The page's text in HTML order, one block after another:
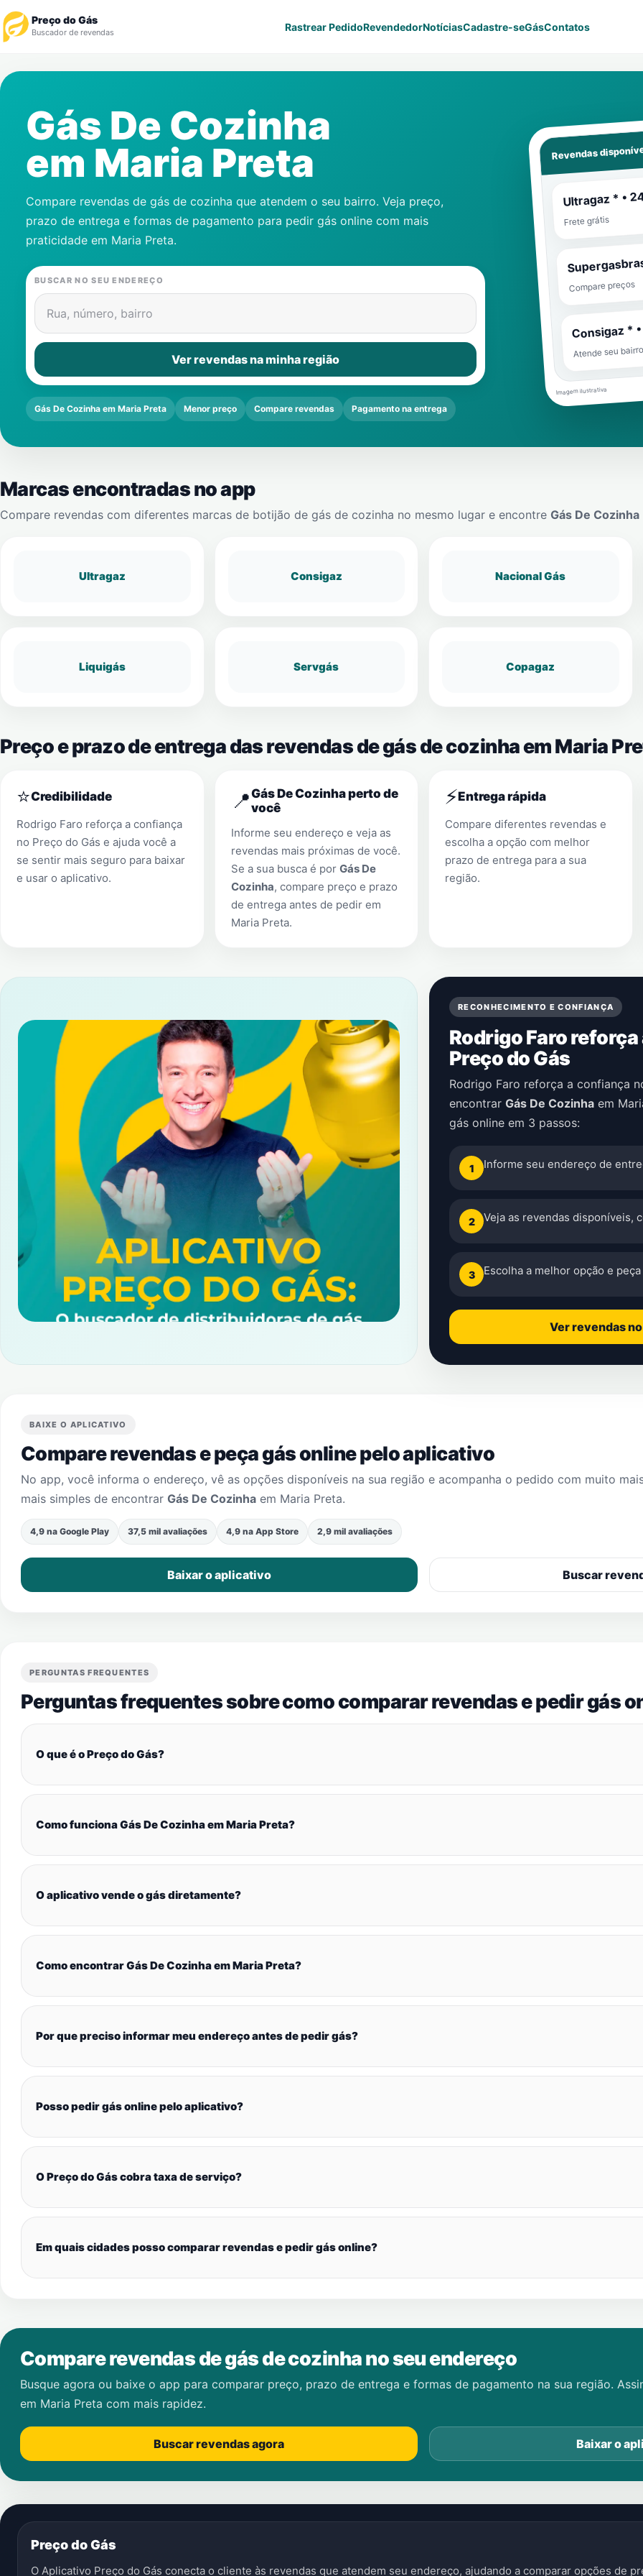
Preço do Gás
Buscador de revendas Rastrear PedidoRevendedorNotíciasCadastre-seGásContatos
Revendedor
Notícias
Gás
Contatos
Gás De Cozinha
em Maria Preta
Compare revendas de gás de cozinha que atendem o seu bairro. Veja preço,
prazo de entrega e formas de pagamento para pedir gás online com mais
praticidade em Maria Preta.
BUSCAR NO SEU ENDEREÇO
Rua, número, bairro
Ver revendas na minha região
Gás De Cozinha em Maria Preta Menor preço Compare revendas Pagamento na entrega
Revendas
Ultragaz * •
Frete grátis
Compare preços
Consigaz *
Atende seu
Imagem ilustrativa
Marcas encontradas no app
Compare revendas com diferentes marcas de botijão de gás de cozinha no mesmo lugar e encontre Gás De Cozinha
Ultragaz Consigaz Nacional Gás
Liquigás Servgás Copagaz
Preço e prazo de entrega das revendas de gás de cozinha em Maria
⭐Credibilidade
Rodrigo Faro reforça a confiança
no Preço do Gás e ajuda você a
se sentir mais seguro para baixar
e usar o aplicativo.
📍Gás De Cozinha perto de
você
Informe seu endereço e veja as
revendas mais próximas de você.
Se a sua busca é por Gás De
Cozinha, compare preço e prazo
de entrega antes de pedir em
Maria Preta.
⚡Entrega rápida
Compare diferentes revendas e
escolha a opção com melhor
prazo de entrega para a sua
região.
RECONHECIMENTO E CONFIANÇA
Rodrigo Faro
Preço do Gás
Rodrigo Faro reforça a confiança
encontrar Gás De Cozinha em
gás online em 3 passos:
1 Informe seu endereço de
2 Veja as revendas disponíveis,
3 Escolha a melhor opção e
Ver revendas
BAIXE O APLICATIVO
Compare revendas e peça gás online pelo aplicativo
No app, você informa o endereço, vê as opções disponíveis na sua região e acompanha o pedido com muito
mais simples de encontrar Gás De Cozinha em Maria Preta.
4,9 na Google Play 37,5 mil avaliações 4,9 na App Store 2,9 mil avaliações
Baixar o aplicativo Buscar
PERGUNTAS FREQUENTES
Perguntas frequentes sobre como comparar revendas e pedir gás
O que é o Preço do Gás?
Como funciona Gás De Cozinha em Maria Preta?
O aplicativo vende o gás diretamente?
Como encontrar Gás De Cozinha em Maria Preta?
Por que preciso informar meu endereço antes de pedir gás?
Posso pedir gás online pelo aplicativo?
O Preço do Gás cobra taxa de serviço?
Em quais cidades posso comparar revendas e pedir gás online?
Compare revendas de gás de cozinha no seu endereço
Busque agora ou baixe o app para comparar preço, prazo de entrega e formas de pagamento na sua região.
em Maria Preta com mais rapidez.
Buscar revendas agora Baixar o
Preço do Gás
O Aplicativo Preço do Gás conecta o cliente às revendas que atendem seu endereço, ajudando a comparar opções de